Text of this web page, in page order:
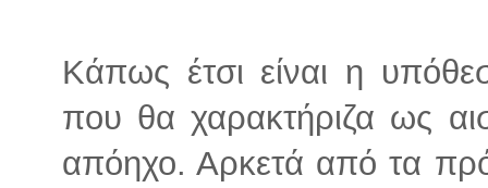
Κάπως έτσι είναι η
που θα χαρακτήριζα ως
απόηχο. Αρκετά από τα